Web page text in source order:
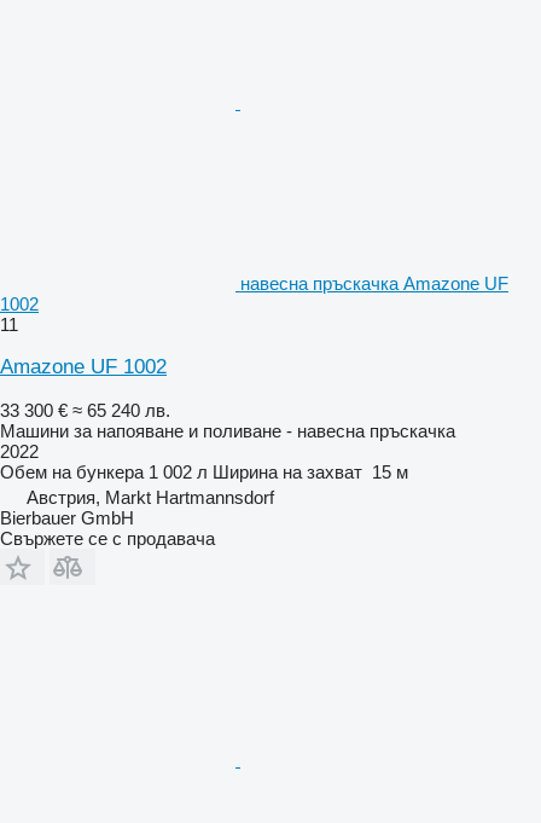
навесна пръскачка Amazone UF
1002
11
Amazone UF 1002
33 300 € ≈ 65 240 лв.
Машини за напояване и поливане - навесна пръскачка
2022
Обем на бункера 1 002 л Ширина на захват 15 м
Австрия, Markt Hartmannsdorf
Bierbauer GmbH
Свържете се с продавача